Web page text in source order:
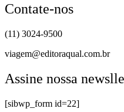
Contate-nos
(11) 3024-9500
viagem@editoraqual.com.br
Assine nossa
[sibwp_form id=22]